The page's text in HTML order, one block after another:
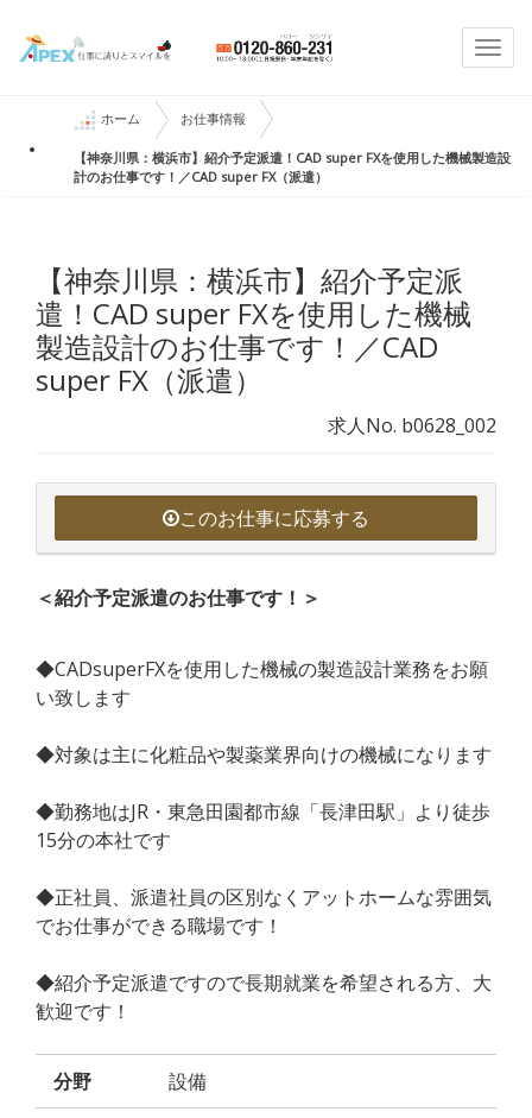
ホーム お仕事情報
【神奈川県：横浜市】紹介予定派遣！CAD super FXを使用した機械製造設
計のお仕事です！／CAD super FX（派遣）
【神奈川県：横浜市】紹介予定派
遣！CAD super FXを使用した機械
製造設計のお仕事です！／CAD
super FX（派遣）
求人No. b0628_002
このお仕事に応募する
＜紹介予定派遣のお仕事です！＞
◆CADsuperFXを使用した機械の製造設計業務をお願
い致します
◆対象は主に化粧品や製薬業界向けの機械になります
◆勤務地はJR・東急田園都市線「長津田駅」より徒歩
15分の本社です
◆正社員、派遣社員の区別なくアットホームな雰囲気
でお仕事ができる職場です！
◆紹介予定派遣ですので長期就業を希望される方、大
歓迎です！
分野 設備